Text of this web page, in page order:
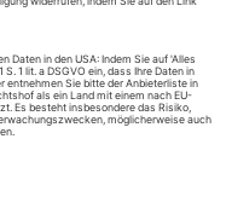
und Lorenzo Regazzo.
mit Musik des
reichlich befruchteten
auch nicht ganz so